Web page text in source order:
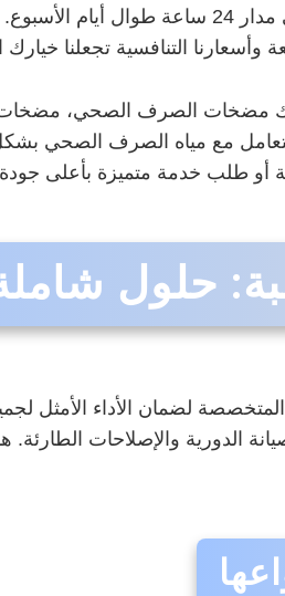
بالجودة والاحترافية، نضمن لك الحصول على
التنافسية تجعلنا خيارك
مضخات الصرف الصحي، مضخات
مع مياه الصرف الصحي
أو طلب خدمة متميزة بأعلى
حلول شاملة
لضمان الأداء الأمثل
الدورية والإصلاحات الطارئة.